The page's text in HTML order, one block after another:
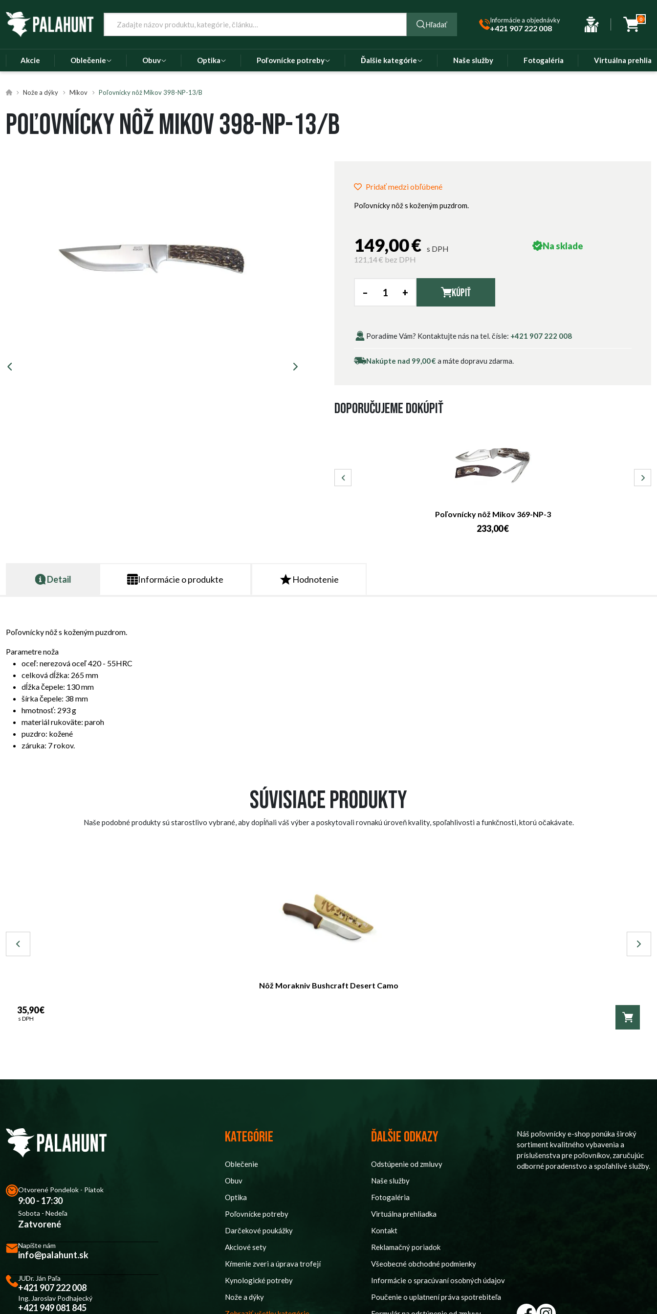
Hľadať Informácie a objednávky
+421 907 222 008
0
Akcie Oblečenie Obuv Optika Poľovnícke potreby Ďalšie kategórie Naše služby Fotogaléria Virtuálna
Nože a dýky Mikov Poľovnícky nôž Mikov 398-NP-13/B
Poľovnícky nôž Mikov 398-NP-13/B
Pridať medzi obľúbené
Poľovnícky nôž s koženým puzdrom.
149,00 € s DPH
121,14 € bez DPH
Na sklade
– + Kúpiť
Poradíme Vám? Kontaktujte nás na tel. čísle: +421 907 222 008
Nakúpte nad 99,00 € a máte dopravu zdarma.
Doporučujeme dokúpiť
Poľovnícky nôž Mikov 369-NP-3
233,00 €
Detail Informácie o produkte Hodnotenie
Poľovnícky nôž s koženým puzdrom.
Parametre noža
oceľ: nerezová oceľ 420 - 55HRC
celková dĺžka: 265 mm
dĺžka čepele: 130 mm
šírka čepele: 38 mm
hmotnosť: 293 g
materiál rukoväte: paroh
puzdro: kožené
záruka: 7 rokov.
Súvisiace produkty
Naše podobné produkty sú starostlivo vybrané, aby dopĺňali váš výber a poskytovali rovnakú úroveň kvality, spoľahlivosti a funkčnosti, ktorú očakávate.
Nôž Morakniv Bushcraft Desert Camo
35,90 €
s DPH
Otvorené Pondelok - Piatok
9:00 - 17:30
Sobota - Nedeľa
Zatvorené
Napíšte nám
info@palahunt.sk
JUDr. Ján Paľa
+421 907 222 008
Ing. Jaroslav Podhajecký
+421 949 081 845
Kategórie
Oblečenie
Obuv
Optika
Poľovnícke potreby
Darčekové poukážky
Akciové sety
Kŕmenie zveri a úprava trofejí
Kynologické potreby
Nože a dýky
Ďalšie odkazy
Odstúpenie od zmluvy
Naše služby
Fotogaléria
Virtuálna prehliadka
Kontakt
Reklamačný poriadok
Všeobecné obchodné podmienky
Informácie o spracúvaní osobných údajov
Poučenie o uplatnení práva spotrebiteľa
Náš poľovnícky e-shop ponúka široký
sortiment kvalitného vybavenia a
príslušenstva pre poľovníkov, zaručujúc
odborné poradenstvo a spoľahlivé služby.